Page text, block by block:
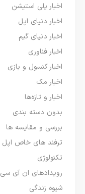
اخبار پلی استیشن
اخبار دنیای اپل
اخبار دنیای گیم
اخبار فناوری
اخبار کنسول و بازی
اخبار مک
اخبار و تازه‌ها
بدون دسته بندی
بررسی و مقایسه ها
ترفند های خاص اپل
تکنولوژی
رویدادهای ان آی سی
شیوه زندگی